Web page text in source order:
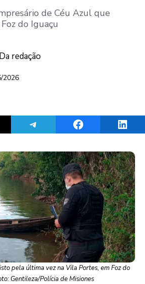
de Céu Azul que
do Iguaçu
redação
2026
on ThreadsShare on TelegramShare on Facebook
pela última vez na Vila Portes, em Foz do
Gentileza/Polícia de Misiones